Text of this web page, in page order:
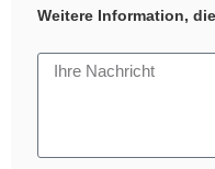
Weitere Information,